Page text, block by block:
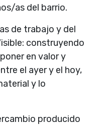
as del barrio.
de trabajo y del
construyendo
en valor y
el ayer y el hoy,
y lo
producido